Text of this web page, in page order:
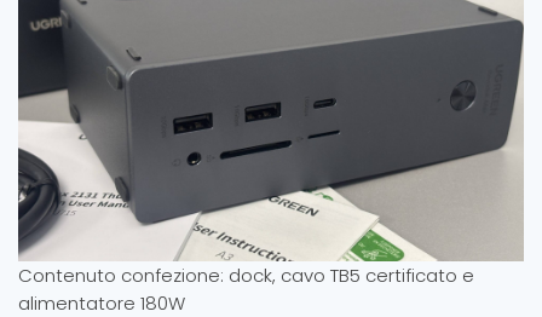
Contenuto confezione: dock, cavo TB5 certificato e
alimentatore 180W